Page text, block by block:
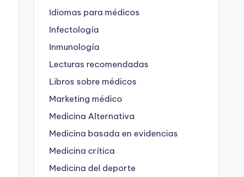
Idiomas para médicos
Infectología
Inmunología
Lecturas recomendadas
Libros sobre médicos
Marketing médico
Medicina Alternativa
Medicina basada en evidencias
Medicina crítica
Medicina del deporte